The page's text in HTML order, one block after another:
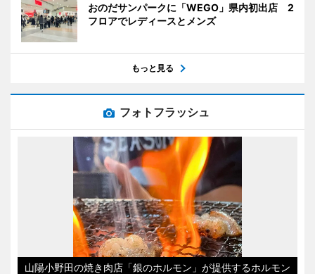
おのだサンパークに「WEGO」県内初出店 2
フロアでレディースとメンズ
もっと見る
フォトフラッシュ
山陽小野田の焼き肉店「銀のホルモン」が提供するホルモン